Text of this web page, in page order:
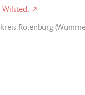
Wilstedt
Rotenburg